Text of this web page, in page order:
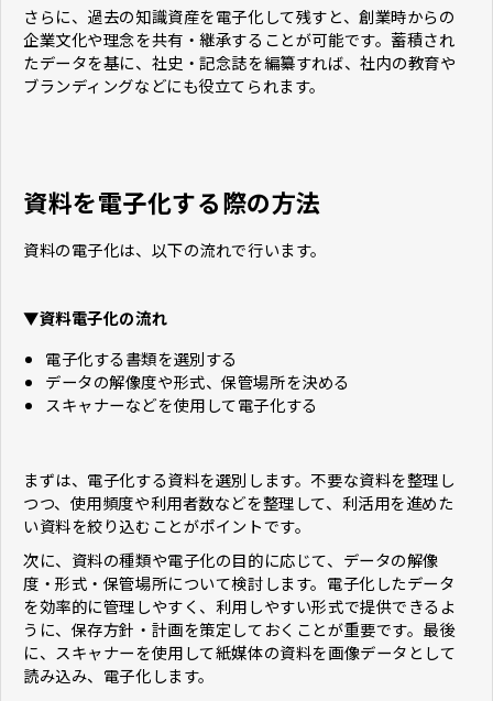
さらに、過去の知識資産を電子化して残すと、創業時からの
企業文化や理念を共有・継承することが可能です。蓄積され
たデータを基に、社史・記念誌を編纂すれば、社内の教育や
ブランディングなどにも役立てられます。
資料を電子化する際の方法
資料の電子化は、以下の流れで行います。
▼資料電子化の流れ
電子化する書類を選別する
データの解像度や形式、保管場所を決める
スキャナーなどを使用して電子化する
まずは、電子化する資料を選別します。不要な資料を整理し
つつ、使用頻度や利用者数などを整理して、利活用を進めた
い資料を絞り込むことがポイントです。
次に、資料の種類や電子化の目的に応じて、データの解像
度・形式・保管場所について検討します。電子化したデータ
を効率的に管理しやすく、利用しやすい形式で提供できるよ
うに、保存方針・計画を策定しておくことが重要です。最後
に、スキャナーを使用して紙媒体の資料を画像データとして
読み込み、電子化します。